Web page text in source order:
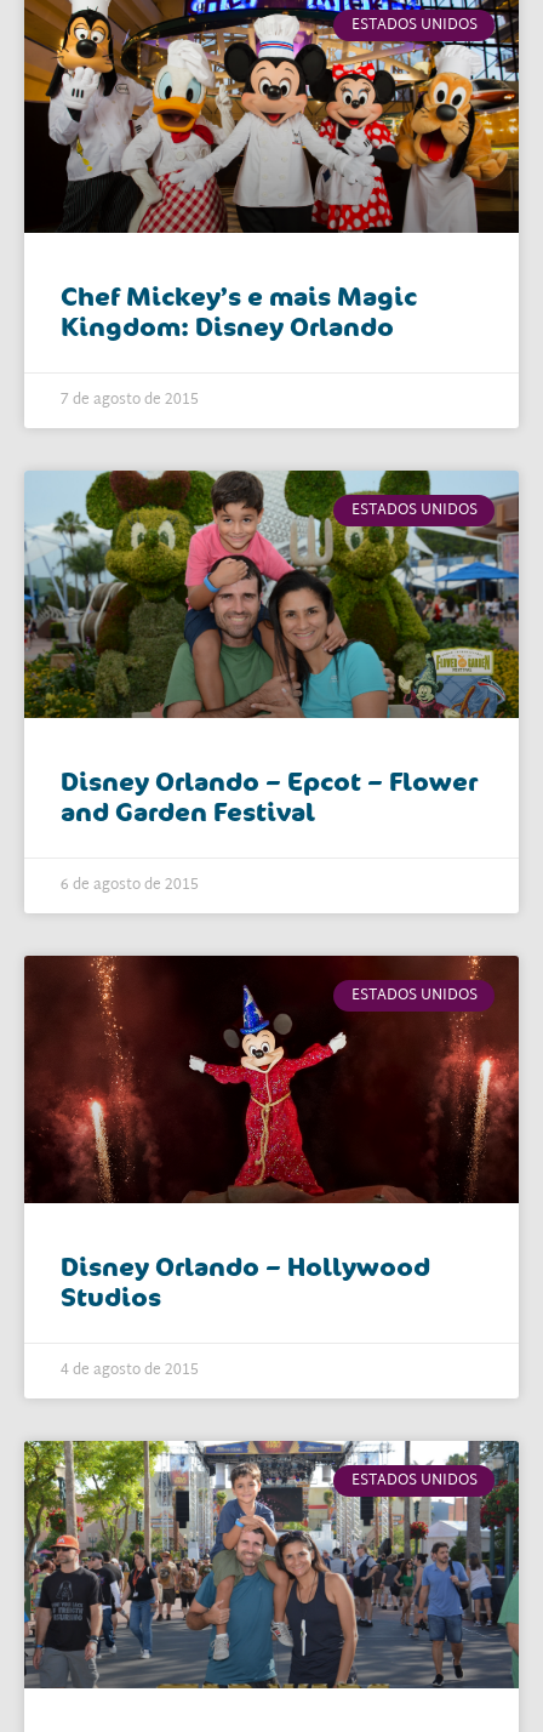
ESTADOS UNIDOS
Chef Mickey’s e mais Magic
Kingdom: Disney Orlando
7 de agosto de 2015
ESTADOS UNIDOS
Disney Orlando – Epcot – Flower
and Garden Festival
6 de agosto de 2015
ESTADOS UNIDOS
Disney Orlando – Hollywood
Studios
4 de agosto de 2015
ESTADOS UNIDOS